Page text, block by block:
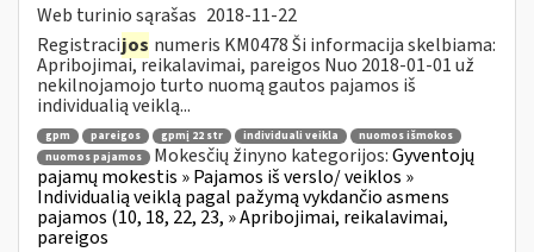
Web turinio sąrašas 2018-11-22
Registracijos numeris KM0478 Ši informacija skelbiama:
Apribojimai, reikalavimai, pareigos Nuo 2018-01-01 už
nekilnojamojo turto nuomą gautos pajamos iš
individualią veiklą...
gpm pareigos gpmį 22 str individuali veikla
nuomos išmokos
nuomos pajamos
Mokesčių žinyno kategorijos:Gyventojų
pajamų mokestis » Pajamos iš verslo/ veiklos »
Individualią veiklą pagal pažymą vykdančio asmens
pajamos (10, 18, 22, 23, » Apribojimai, reikalavimai,
pareigos